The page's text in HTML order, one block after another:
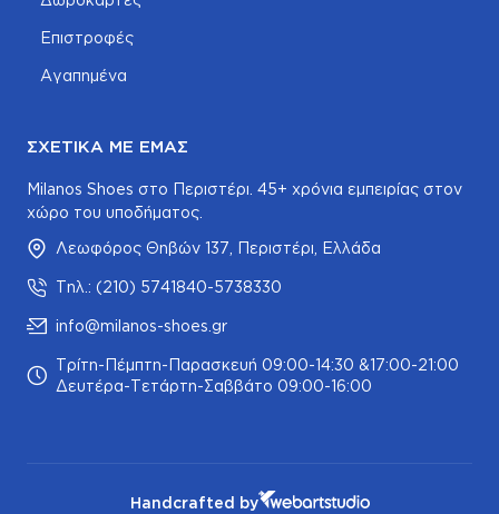
Επιστροφές
Αγαπημένα
ΣΧΕΤΙΚΆ ΜΕ ΕΜΆΣ
Milanos Shoes στο Περιστέρι. 45+ χρόνια εμπειρίας στον
χώρο του υποδήματος.
Λεωφόρος Θηβών 137, Περιστέρι, Ελλάδα
Τηλ.: (210) 5741840-5738330
info@milanos-shoes.gr
Τρίτη-Πέμπτη-Παρασκευή 09:00-14:30 &17:00-21:00
Δευτέρα-Τετάρτη-Σαββάτο 09:00-16:00
Handcrafted by